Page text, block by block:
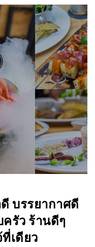
บรรยากาศดี
รัว ร้านดีๆ
เดียว